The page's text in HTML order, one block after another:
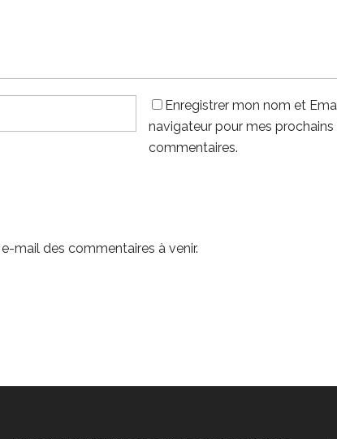
Enregistrer mon nom et
navigateur pour mes prochains
commentaires.
mail des commentaires à venir.